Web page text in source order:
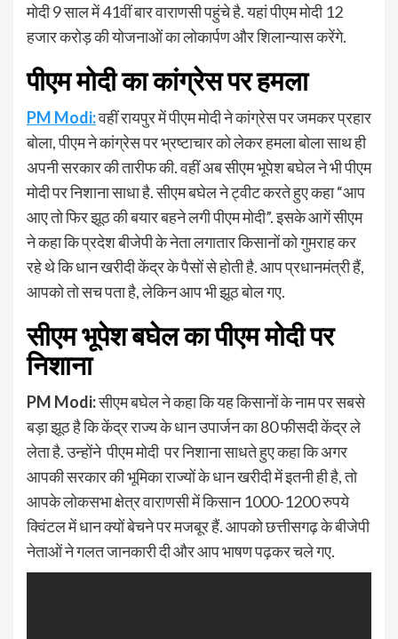
मोदी 9 साल में 41वीं बार वाराणसी पहुंचे है. यहां पीएम मोदी 12
हजार करोड़ की योजनाओं का लोकार्पण और शिलान्यास करेंगे.
पीएम मोदी का कांग्रेस पर हमला
PM Modi:वहीं रायपुर में पीएम मोदी ने कांग्रेस पर जमकर प्रहार
बोला, पीएम ने कांग्रेस पर भ्रष्टाचार को लेकर हमला बोला साथ ही
अपनी सरकार की तारीफ की. वहीं अब सीएम भूपेश बघेल ने भी पीएम
मोदी पर निशाना साधा है. सीएम बघेल ने ट्वीट करते हुए कहा “आप
आए तो फिर झूठ की बयार बहने लगी पीएम मोदी”. इसके आगें सीएम
ने कहा कि प्रदेश बीजेपी के नेता लगातार किसानों को गुमराह कर
रहे थे कि धान खरीदी केंद्र के पैसों से होती है. आप प्रधानमंत्री हैं,
आपको तो सच पता है, लेकिन आप भी झूठ बोल गए.
सीएम भूपेश बघेल का पीएम मोदी पर
निशाना
PM Modi:सीएम बघेल ने कहा कि यह किसानों के नाम पर सबसे
बड़ा झूठ है कि केंद्र राज्य के धान उपार्जन का 80 फीसदी केंद्र ले
लेता है. उन्होंने पीएम मोदी पर निशाना साधते हुए कहा कि अगर
आपकी सरकार की भूमिका राज्यों के धान खरीदी में इतनी ही है, तो
आपके लोकसभा क्षेत्र वाराणसी में किसान 1000-1200 रुपये
क्विंटल में धान क्यों बेचने पर मजबूर हैं. आपको छत्तीसगढ़ के बीजेपी
नेताओं ने गलत जानकारी दी और आप भाषण पढ़कर चले गए.